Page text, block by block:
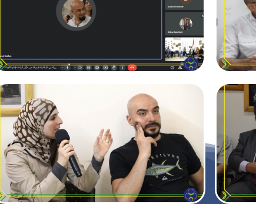
حركة مدنية اجتماعية تعمل على بناء الهوية
الشراكة